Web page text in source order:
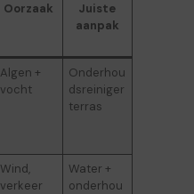
Oorzaak
Juiste
aanpak
Algen +
vocht
Onderhou
dsreiniger
terras
Wind,
verkeer
Water +
onderhou